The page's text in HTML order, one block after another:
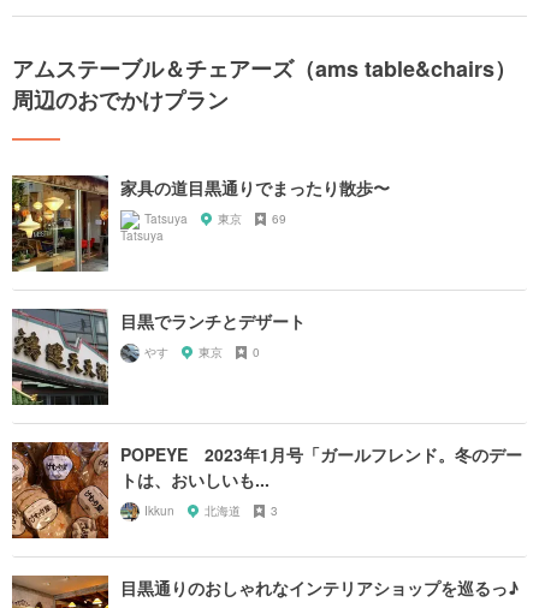
アムステーブル＆チェアーズ（ams table&chairs）
周辺のおでかけプラン
家具の道目黒通りでまったり散歩〜
Tatsuya 東京 69
目黒でランチとデザート
やす 東京 0
POPEYE 2023年1月号「ガールフレンド。冬のデー
トは、おいしいも...
Ikkun 北海道 3
目黒通りのおしゃれなインテリアショップを巡るっ♪